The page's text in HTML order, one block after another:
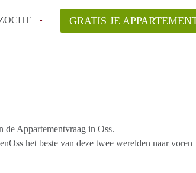
GRATIS JE
de Appartementvraag in Oss.
het beste van deze twee werelden naar voren